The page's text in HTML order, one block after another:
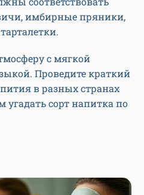
имбирные пряники,
с мягкой
Проведите краткий
в разных странах
угадать сорт напитка по